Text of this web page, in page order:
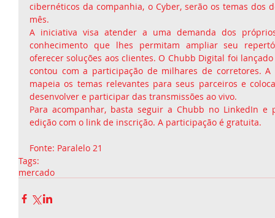
cibernéticos da companhia, o Cyber, serão os temas dos
mês.
A iniciativa visa atender a uma demanda dos
conhecimento que lhes permitam ampliar seu
oferecer soluções aos clientes. O Chubb Digital foi
contou com a participação de milhares de corretores. A
mapeia os temas relevantes para seus parceiros e
desenvolver e participar das transmissões ao vivo.
Para acompanhar, basta seguir a Chubb no LinkedIn
edição com o link de inscrição. A participação é gratuita.
Fonte: Paralelo 21
Tags:
mercado